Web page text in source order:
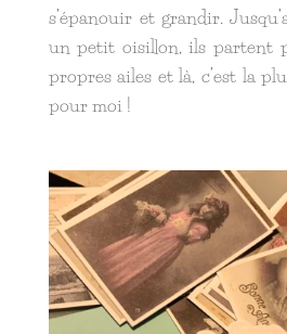
s’épanouir et grandir.
un petit oisillon, ils partent
propres ailes et là, c’est la
pour moi !